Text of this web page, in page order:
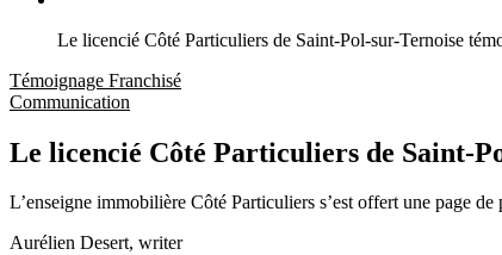
Le licencié Côté Particuliers de Saint-Pol-sur-Ternoise
Témoignage Franchisé
Communication
Le licencié Côté Particuliers de Saint-
L’enseigne immobilière Côté Particuliers s’est offert une page
Aurélien Desert, writer